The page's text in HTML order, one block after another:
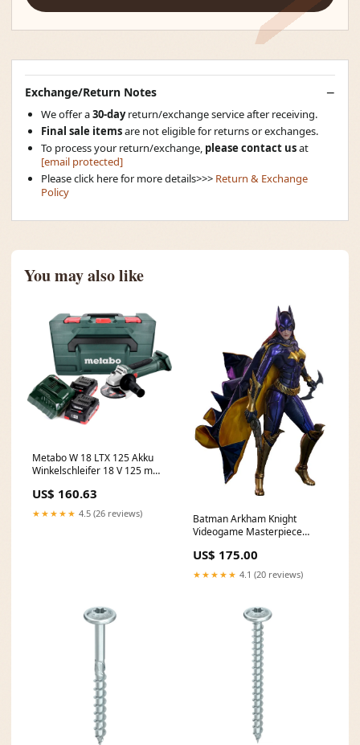
Exchange/Return Notes
We offer a30-dayreturn/exchange service after receiving.
Final sale itemsare not eligible for returns or exchanges.
To process your return/exchange, please contact usat
[email protected]
Please click here for more details>>> Return & Exchange
Policy
You may also like
Metabo W 18 LTX 125 Akku
Winkelschleifer 18 V 125 mm
+ metaBOX c - Bilder prüfen
US$ 160.63
★★★★★ 4.5 (26 reviews)
Batman Arkham Knight
Videogame Masterpiece
and Gold Version) Exclusive
30 cm Helluva Boss
US$ 175.00
★★★★★ 4.1 (20 reviews)